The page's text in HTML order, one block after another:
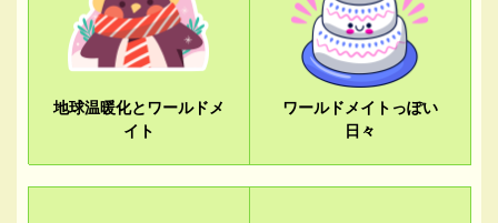
地球温暖化とワールドメ
イト
ワールドメイトっぽい
日々